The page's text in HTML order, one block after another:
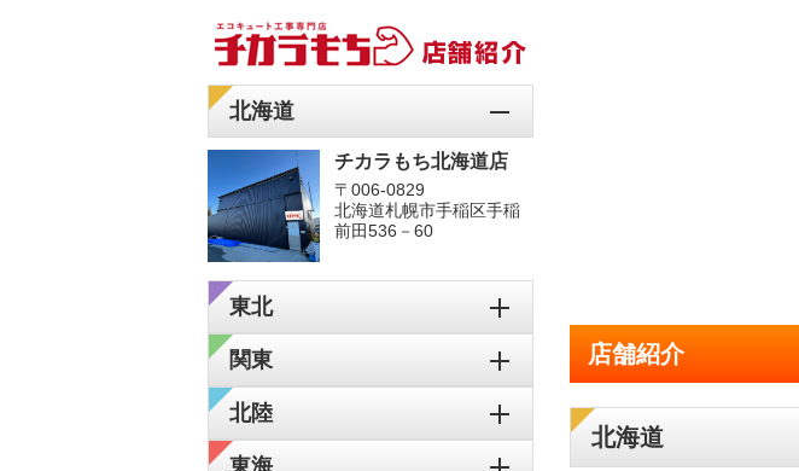
店舗紹介
北海道
北海道
チカラもち北海道店
〒006-0829
北海道札幌市手稲区手稲
前田536－60
東北
関東
北陸
東海